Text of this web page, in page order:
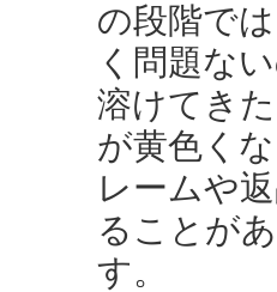
の段階で
く問題な
溶けてき
が黄色く
レームや
ることが
す。